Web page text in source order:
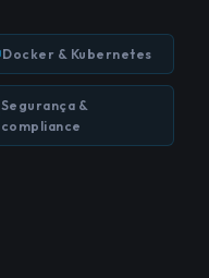
Docker & Kubernetes
Segurança &
compliance